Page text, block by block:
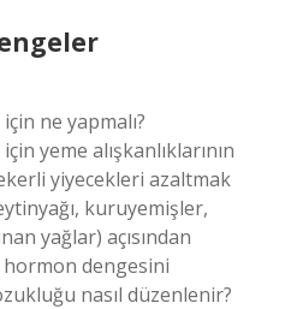
ne yapmalı?
yeme alışkanlıklarının
yiyecekleri azaltmak
kuruyemişler,
yağlar) açısından
dengesini
nasıl düzenlenir?